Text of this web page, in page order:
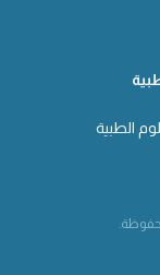
الطبية